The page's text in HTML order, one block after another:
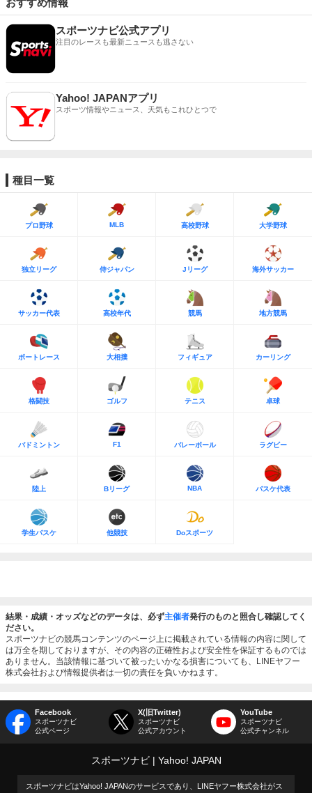
おすすめ情報
スポーツナビ公式アプリ
注目のレースも最新ニュースも逃さない
Yahoo! JAPANアプリ
スポーツ情報やニュース、天気もこれひとつで
種目一覧
プロ野球 MLB 高校野球 大学野球
独立リーグ 侍ジャパン Jリーグ 海外サッカー
サッカー代表 高校年代 競馬 地方競馬
ボートレース 大相撲 フィギュア カーリング
格闘技 ゴルフ テニス 卓球
バドミントン F1 バレーボール ラグビー
陸上 Bリーグ NBA バスケ代表
学生バスケ 他競技 Doスポーツ
結果・成績・オッズなどのデータは、必ず主催者発行のものと照合し確認してく
ださい。
スポーツナビの競馬コンテンツのページ上に掲載されている情報の内容に関して
は万全を期しておりますが、その内容の正確性および安全性を保証するものでは
ありません。当該情報に基づいて被ったいかなる損害についても、LINEヤフー
株式会社および情報提供者は一切の責任を負いかねます。
Facebook
スポーツナビ
公式ページ
X(旧Twitter)
スポーツナビ
公式アカウント
YouTube
スポーツナビ
公式チャンネル
スポーツナビ Yahoo! JAPAN
スポーツナビはYahoo! JAPANのサービスであり、LINEヤフー株式会社がス